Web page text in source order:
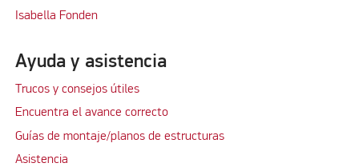
Isabella Fonden
Ayuda y asistencia
Trucos y consejos útiles
Encuentra el avance correcto
Guías de montaje/planos de estructuras
Asistencia